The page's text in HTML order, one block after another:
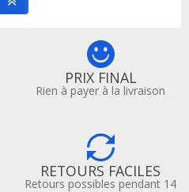
PRIX FINAL
Rien à payer à la livraison
RETOURS FACILES
Retours possibles pendant 14